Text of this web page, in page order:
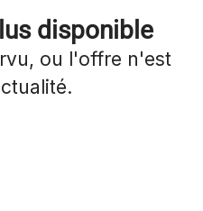
disponible
ou l'offre n'est